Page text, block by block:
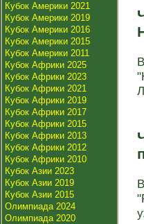
Кубок Америки 2021
Кубок Америки 2019
Кубок Америки 2016
Кубок Америки 2015
Кубок Америки 2011
Кубок Африки 2025
Кубок Африки 2023
Кубок Африки 2021
Кубок Африки 2019
Кубок Африки 2017
Кубок Африки 2015
Кубок Африки 2013
Кубок Африки 2012
Кубок Африки 2010
Кубок Азии 2023
Кубок Азии 2019
Кубок Азии 2015
Олимпиада 2024
Олимпиада 2020